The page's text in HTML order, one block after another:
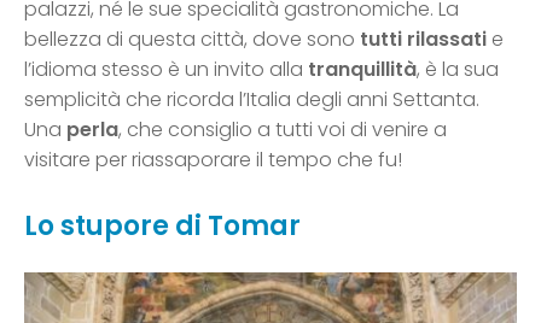
palazzi, né le sue specialità gastronomiche. La
bellezza di questa città, dove sono tutti rilassati e
l’idioma stesso è un invito alla tranquillità, è la sua
semplicità che ricorda l’Italia degli anni Settanta.
Una perla, che consiglio a tutti voi di venire a
visitare per riassaporare il tempo che fu!
Lo stupore di Tomar